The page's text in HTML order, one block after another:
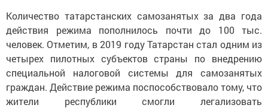
Количество татарстанских самозанятых за два года
действия режима пополнилось почти до 100 тыс.
человек. Отметим, в 2019 году Татарстан стал одним из
четырех пилотных субъектов страны по внедрению
специальной налоговой системы для самозанятых
граждан. Действие режима поспособствовало тому, что
жители республики смогли легализовать